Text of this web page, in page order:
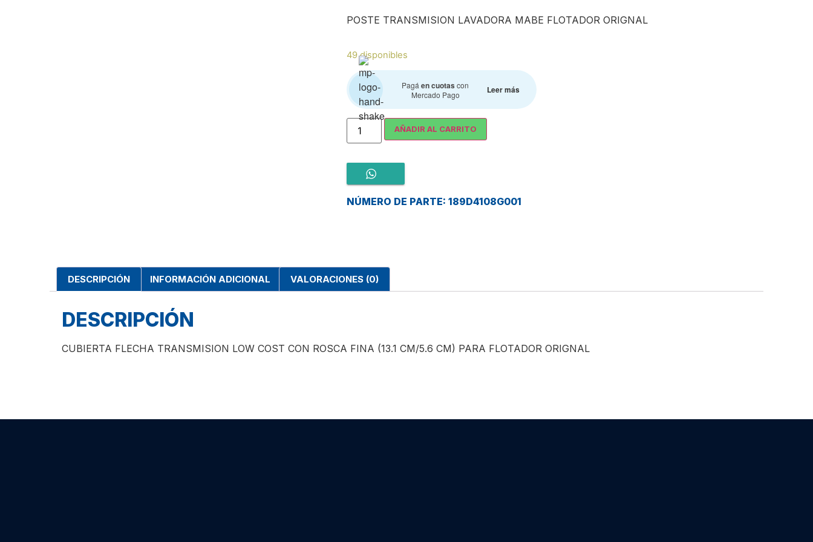
POSTE TRANSMISION LAVADORA MABE FLOTADOR ORIGNAL
49 disponibles
Pagá en cuotas con
Mercado Pago
Leer más
AÑADIR AL CARRITO
NÚMERO DE PARTE: 189D4108G001
DESCRIPCIÓN INFORMACIÓN ADICIONAL VALORACIONES (0)
DESCRIPCIÓN
CUBIERTA FLECHA TRANSMISION LOW COST CON ROSCA FINA (13.1 CM/5.6 CM) PARA FLOTADOR ORIGNAL